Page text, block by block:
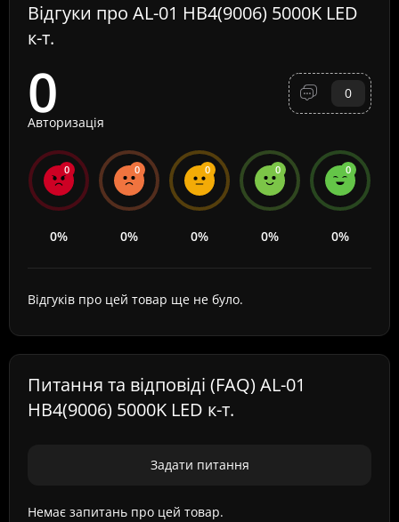
Відгуки про AL-01 HB4(9006) 5000K LED
к-т.
0
0
Авторизація
0
0%
0
0%
0
0%
0
0%
0
0%
Відгуків про цей товар ще не було.
Питання та відповіді (FAQ) AL-01
HB4(9006) 5000K LED к-т.
Задати питання
Немає запитань про цей товар.